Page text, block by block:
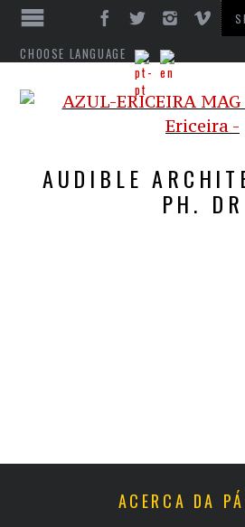
CHOOSE LANGUAGE
AUDIBLE
PH. DR
ACERCA DA